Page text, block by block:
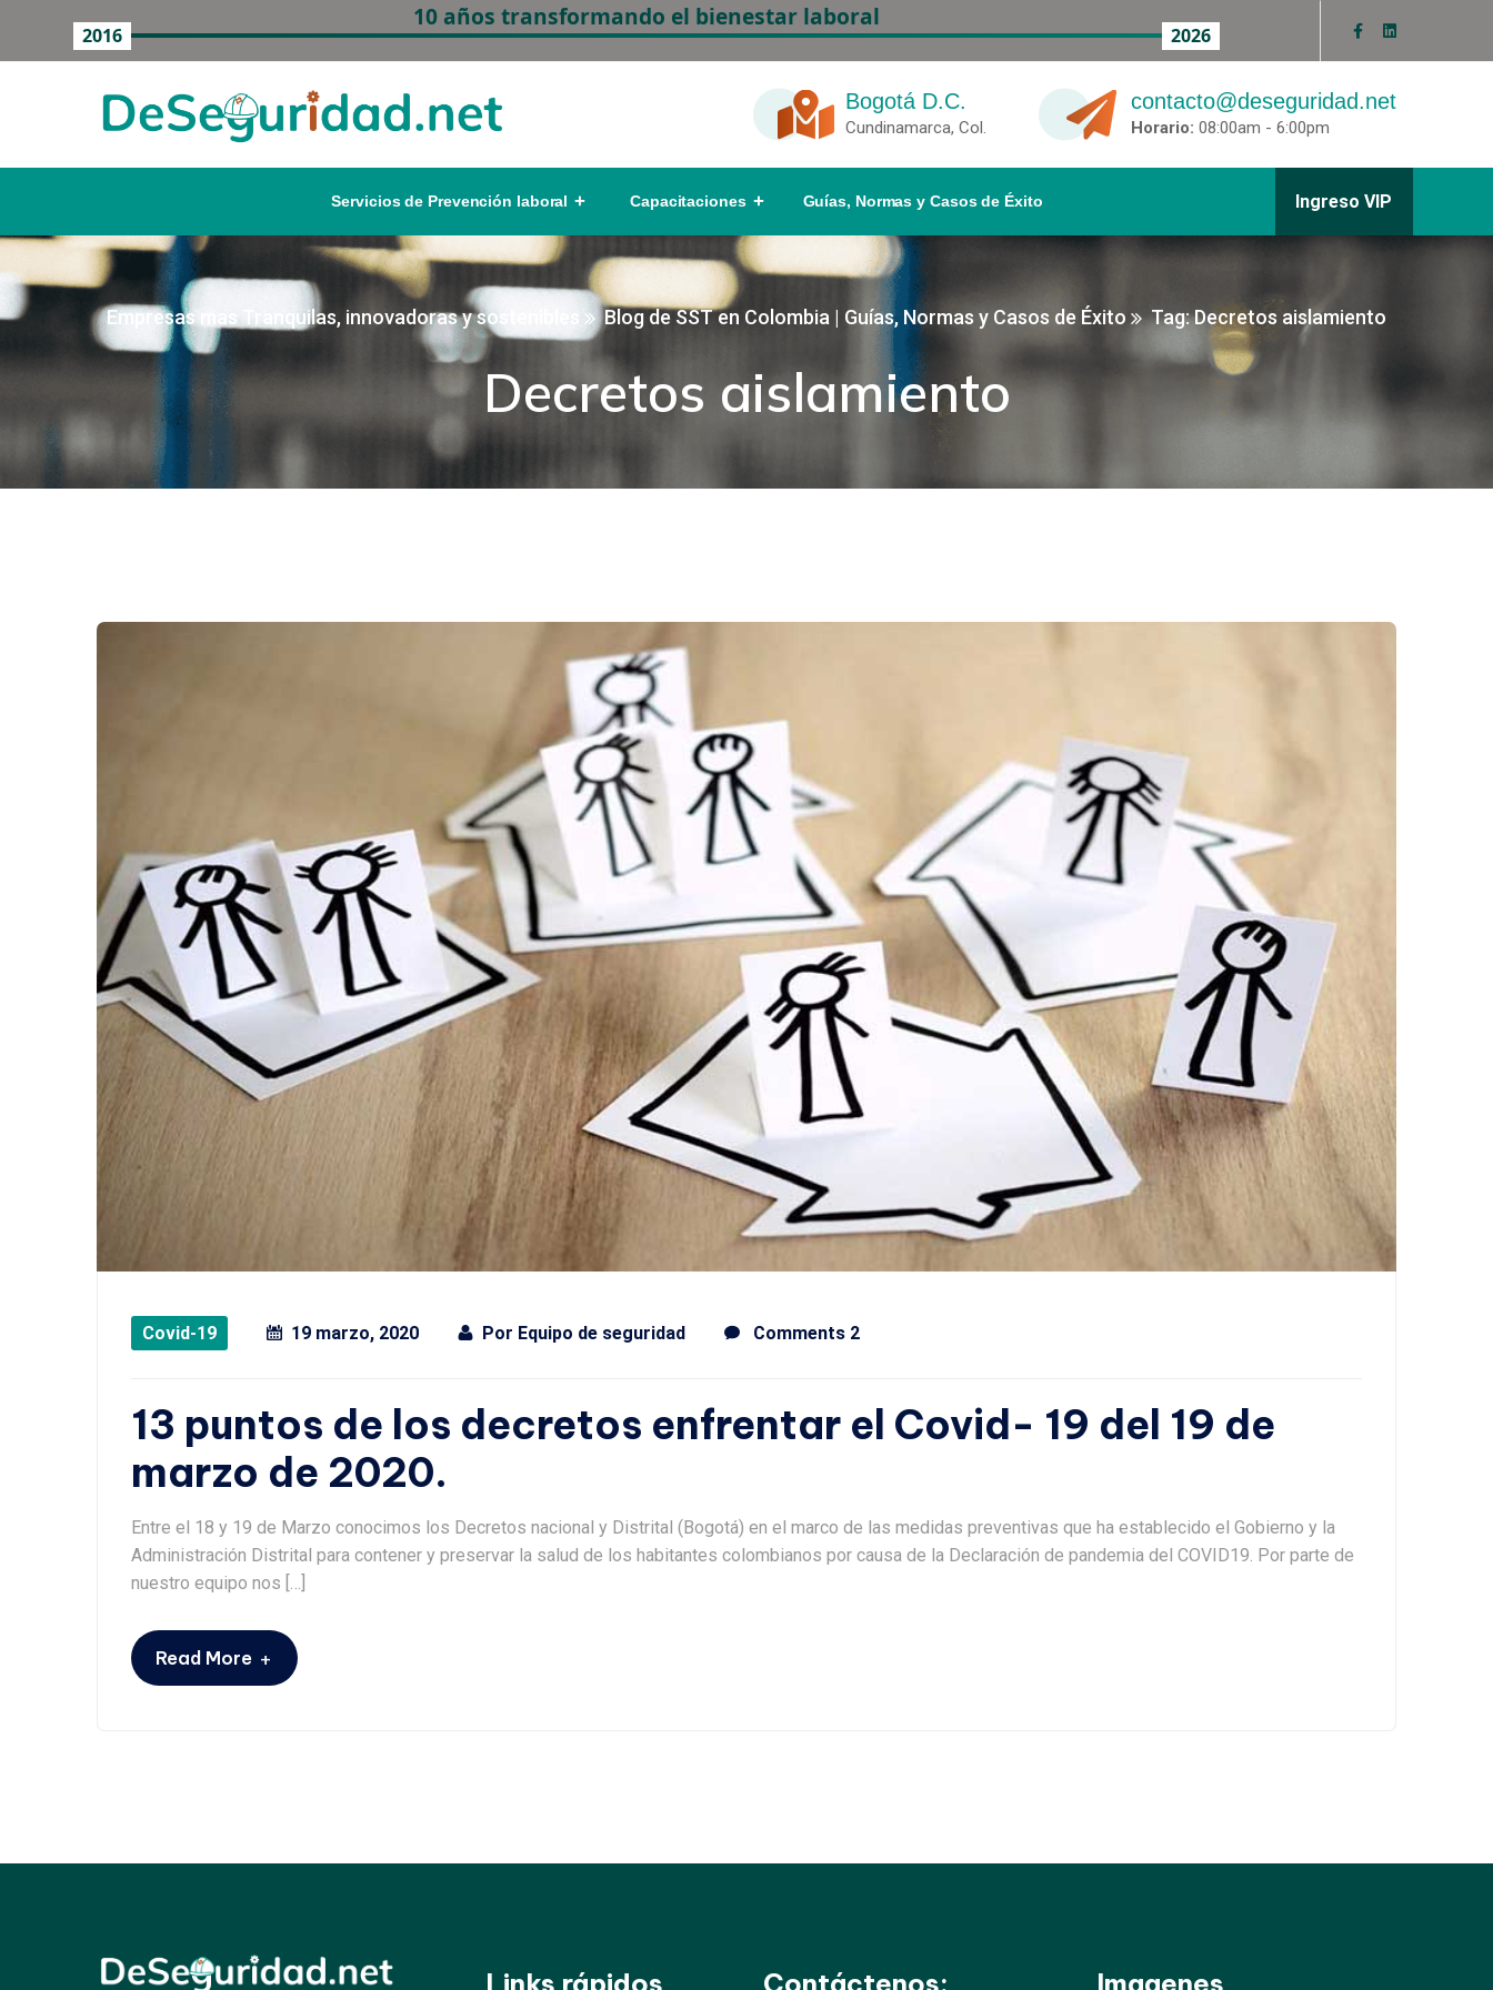
10 años transformando el bienestar laboral
2016 2026
Bogotá D.C.
Cundinamarca, Col.
contacto@deseguridad.net
Horario: 08:00am - 6:00pm
Servicios de Prevención laboral Capacitaciones Guías, Normas y Casos de Éxito Ingreso VIP
Empresas mas Tranquilas, innovadoras y sostenibles Blog de SST en Colombia | Guías, Normas y Casos de Éxito Tag: Decretos aislamiento
Decretos aislamiento
Covid-19 19 marzo, 2020 Por Equipo de seguridad Comments 2
13 puntos de los decretos enfrentar el Covid- 19 del 19 de
marzo de 2020.
Entre el 18 y 19 de Marzo conocimos los Decretos nacional y Distrital (Bogotá) en el marco de las medidas preventivas que ha establecido el Gobierno y la
Administración Distrital para contener y preservar la salud de los habitantes colombianos por causa de la Declaración de pandemia del COVID19. Por parte de
nuestro equipo nos […]
Read More +
Links rápidos Contáctenos: Imagenes